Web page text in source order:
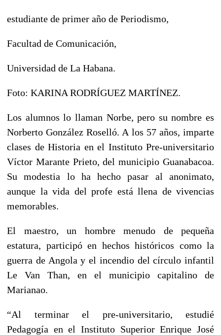
estudiante de primer año de Periodismo,
Facultad de Comunicación,
Universidad de La Habana.
Foto: KARINA RODRÍGUEZ MARTÍNEZ.
Los alumnos lo llaman Norbe, pero su nombre es
Norberto González Roselló. A los 57 años, imparte
clases de Historia en el Instituto Pre-universitario
Víctor Marante Prieto, del municipio Guanabacoa.
Su modestia lo ha hecho pasar al anonimato,
aunque la vida del profe está llena de vivencias
memorables.
El maestro, un hombre menudo de pequeña
estatura, participó en hechos históricos como la
guerra de Angola y el incendio del círculo infantil
Le Van Than, en el municipio capitalino de
Marianao.
“Al terminar el pre-universitario, estudié
Pedagogía en el Instituto Superior Enrique José